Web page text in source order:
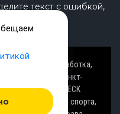
текст с ошибкой,
разработка,
товаров в Санкт-
ТПУ (TPU), AIRDECK
ткани для спорта,